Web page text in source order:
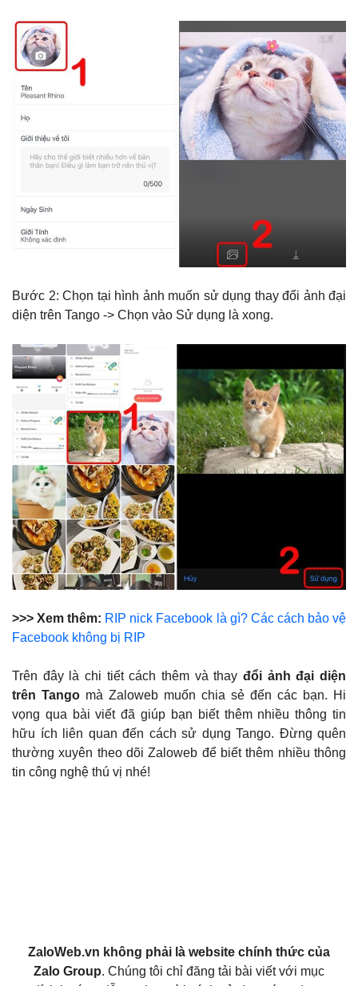
Bước 2: Chọn tại hình ảnh muốn sử dụng thay đổi ảnh đại
diện trên Tango -> Chọn vào Sử dụng là xong.
>>> Xem thêm: RIP nick Facebook là gì? Các cách bảo vệ
Facebook không bị RIP
Trên đây là chi tiết cách thêm và thay đổi ảnh đại diện
trên Tango mà Zaloweb muốn chia sẻ đến các bạn. Hi
vọng qua bài viết đã giúp bạn biết thêm nhiều thông tin
hữu ích liên quan đến cách sử dụng Tango. Đừng quên
thường xuyên theo dõi Zaloweb để biết thêm nhiều thông
tin công nghệ thú vị nhé!
ZaloWeb.vn không phải là website chính thức của
Zalo Group. Chúng tôi chỉ đăng tải bài viết với mục